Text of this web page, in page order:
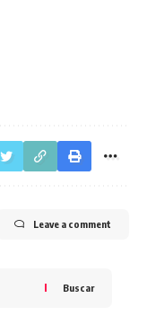
Leave a comment
Buscar